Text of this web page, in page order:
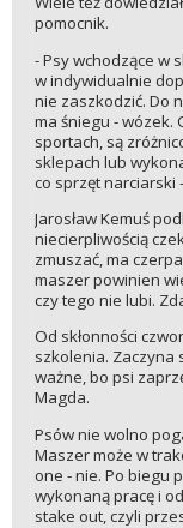
pomocnik.
- Psy wchodzące w
w indywidualnie
nie zaszkodzić. Do
ma śniegu - wózek.
sportach, są
sklepach lub
co sprzęt narciarski
Jarosław Kemuś
niecierpliwością
zmuszać, ma
maszer powinien
czy tego nie lubi.
Od skłonności
szkolenia. Zaczyna
ważne, bo psi
Magda.
Psów nie wolno
Maszer może w
one - nie. Po biegu
wykonaną pracę i
stake out, czyli